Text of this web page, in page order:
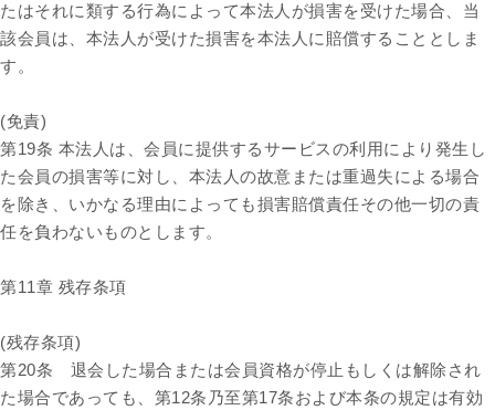
たはそれに類する行為によって本法人が損害を受けた場合、当
該会員は、本法人が受けた損害を本法人に賠償することとしま
す。
(免責)
第19条 本法人は、会員に提供するサービスの利用により発生し
た会員の損害等に対し、本法人の故意または重過失による場合
を除き、いかなる理由によっても損害賠償責任その他一切の責
任を負わないものとします。
第11章 残存条項
(残存条項)
第20条 退会した場合または会員資格が停止もしくは解除され
た場合であっても、第12条乃至第17条および本条の規定は有効